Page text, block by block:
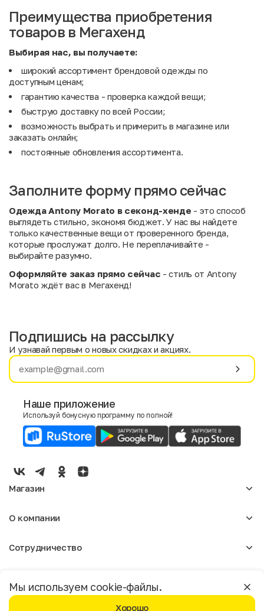
Преимущества приобретения
товаров в Мегахенд
Выбирая нас, вы получаете:
широкий ассортимент брендовой одежды по
доступным ценам;
гарантию качества - проверка каждой вещи;
быструю доставку по всей России;
возможность выбрать и примерить в магазине или
заказать онлайн;
постоянные обновления ассортимента.
Заполните форму прямо сейчас
Одежда Antony Morato в секонд-хенде - это способ
выглядеть стильно, экономя бюджет. У нас вы найдете
только качественные вещи от проверенного бренда,
которые прослужат долго. Не переплачивайте -
выбирайте разумно.
Оформляйте заказ прямо сейчас - стиль от Antony
Morato ждёт вас в Мегахенд!
Имя
E-mail
Мужской
Женский
Мы используем cookie-файлы.
Хорошо
Москва
Подпишись на рассылку
И узнавай первым о новых скидках и акциях.
Наше приложение
Используй бонусную программу по полной!
Магазин
Мужское
О компании
Отзывы
Магазины
Сотрудничество
Реклама
Доставка и оплата
Бонусная программа
Политика конфиденциальности